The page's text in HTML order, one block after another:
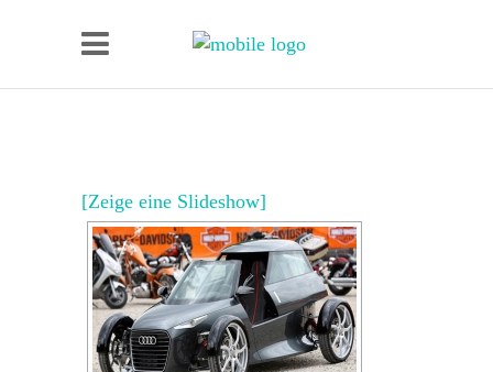
[Zeige eine Slideshow]